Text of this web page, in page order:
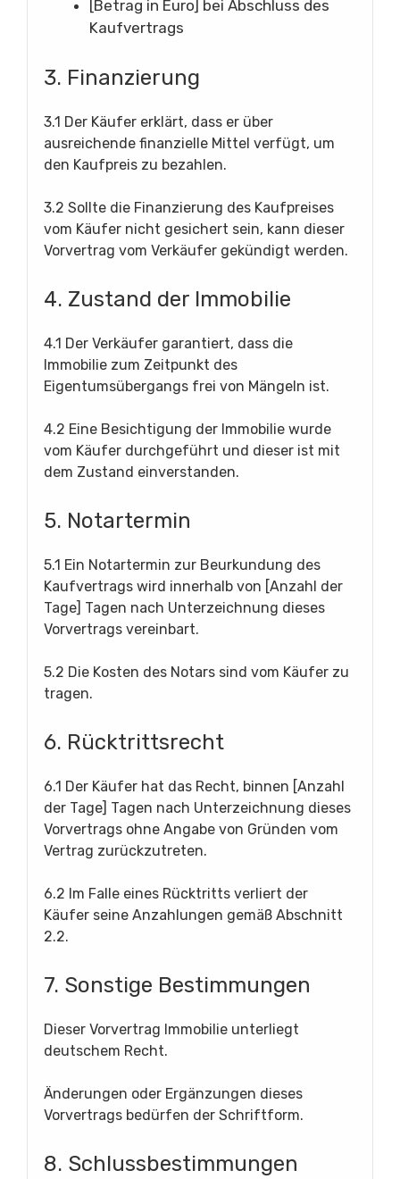
[Betrag in Euro] bei Abschluss des
Kaufvertrags
3. Finanzierung
3.1 Der Käufer erklärt, dass er über
ausreichende finanzielle Mittel verfügt, um
den Kaufpreis zu bezahlen.
3.2 Sollte die Finanzierung des Kaufpreises
vom Käufer nicht gesichert sein, kann dieser
Vorvertrag vom Verkäufer gekündigt werden.
4. Zustand der Immobilie
4.1 Der Verkäufer garantiert, dass die
Immobilie zum Zeitpunkt des
Eigentumsübergangs frei von Mängeln ist.
4.2 Eine Besichtigung der Immobilie wurde
vom Käufer durchgeführt und dieser ist mit
dem Zustand einverstanden.
5. Notartermin
5.1 Ein Notartermin zur Beurkundung des
Kaufvertrags wird innerhalb von [Anzahl der
Tage] Tagen nach Unterzeichnung dieses
Vorvertrags vereinbart.
5.2 Die Kosten des Notars sind vom Käufer zu
tragen.
6. Rücktrittsrecht
6.1 Der Käufer hat das Recht, binnen [Anzahl
der Tage] Tagen nach Unterzeichnung dieses
Vorvertrags ohne Angabe von Gründen vom
Vertrag zurückzutreten.
6.2 Im Falle eines Rücktritts verliert der
Käufer seine Anzahlungen gemäß Abschnitt
2.2.
7. Sonstige Bestimmungen
Dieser Vorvertrag Immobilie unterliegt
deutschem Recht.
Änderungen oder Ergänzungen dieses
Vorvertrags bedürfen der Schriftform.
8. Schlussbestimmungen